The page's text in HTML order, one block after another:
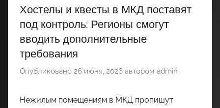
Хостелы и квесты в МКД поставят
под контроль: Регионы смогут
вводить дополнительные
требования
Опубликовано 26 июня, 2026 автором admin
Нежилым помещениям в МКД пропишут